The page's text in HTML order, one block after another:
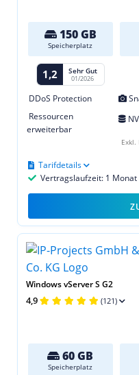
150 GB
Speicherplatz
1,2 Sehr Gut
01/2026
DDoS Protection
Ressourcen
erweiterbar
Vertragslaufzeit: 1 Monat
Tarifdetails
Exkl.
Windows vServer S G2
4,9 (121)
60 GB
Speicherplatz